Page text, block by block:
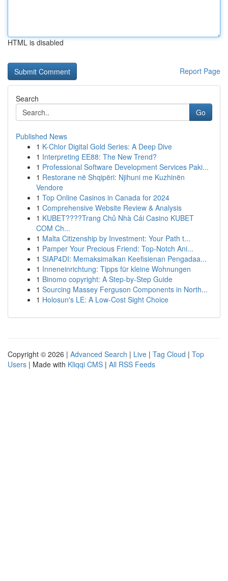
HTML is disabled
Report Page
Search
Go
Published News
1 K-Chlor Digital Gold Series: A Deep Dive
1 Interpreting EE88: The New Trend?
1 Professional Software Development Services Paki...
1 Restorane në Shqipëri: Njihuni me Kuzhinën
Vendore
1 Top Online Casinos in Canada for 2024
1 Comprehensive Website Review & Analysis
1 KUBET????️Trang Chủ Nhà Cái Casino KUBET
COM Ch...
1 Malta Citizenship by Investment: Your Path t...
1 Pamper Your Precious Friend: Top-Notch Ani...
1 SIAP4DI: Memaksimalkan Keefisienan Pengadaa...
1 Inneneinrichtung: Tipps für kleine Wohnungen
1 Binomo copyright: A Step-by-Step Guide
1 Sourcing Massey Ferguson Components in North...
1 Holosun's LE: A Low-Cost Sight Choice
Copyright © 2026 | Advanced Search | Live | Tag Cloud | Top
Users | Made with Kliqqi CMS | All RSS Feeds